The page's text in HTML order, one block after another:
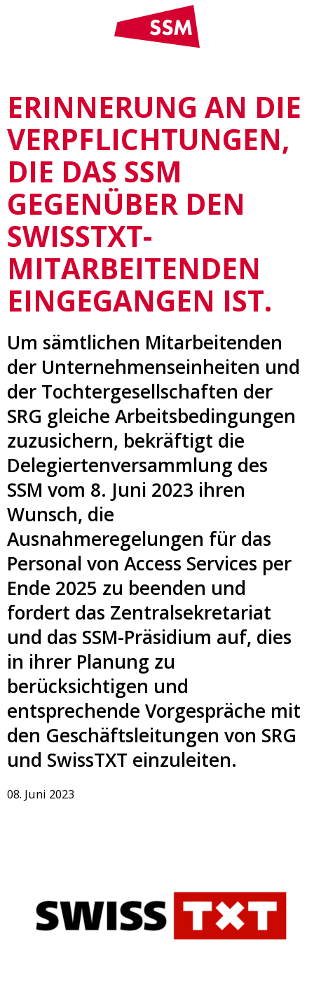
ERINNERUNG AN DIE
VERPFLICHTUNGEN,
DIE DAS SSM
GEGENÜBER DEN
SWISSTXT-
MITARBEITENDEN
EINGEGANGEN IST.
Um sämtlichen Mitarbeitenden
der Unternehmenseinheiten und
der Tochtergesellschaften der
SRG gleiche Arbeitsbedingungen
zuzusichern, bekräftigt die
Delegiertenversammlung des
SSM vom 8. Juni 2023 ihren
Wunsch, die
Ausnahmeregelungen für das
Personal von Access Services per
Ende 2025 zu beenden und
fordert das Zentralsekretariat
und das SSM-Präsidium auf, dies
in ihrer Planung zu
berücksichtigen und
entsprechende Vorgespräche mit
den Geschäftsleitungen von SRG
und SwissTXT einzuleiten.
08. Juni 2023